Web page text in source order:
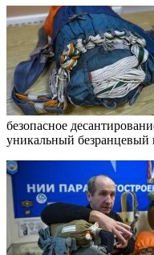
безопасное
уникальный